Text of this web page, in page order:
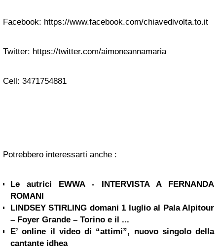
Facebook: https://www.facebook.com/chiavedivolta.to.it
Twitter: https://twitter.com/aimoneannamaria
Cell: 3471754881
Potrebbero interessarti anche :
Le autrici EWWA - INTERVISTA A FERNANDA
ROMANI
LINDSEY STIRLING domani 1 luglio al Pala Alpitour
– Foyer Grande – Torino e il ...
E’ online il video di “attimi”, nuovo singolo della
cantante idhea